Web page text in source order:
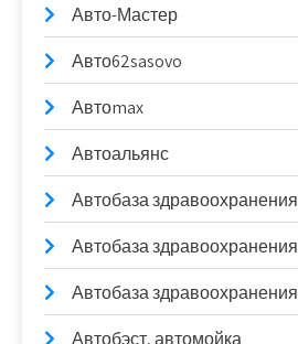
Авто-Мастер
Авто62sasovo
Автоmax
Автоальянс
Автобаза здравоохранения
Автобаза здравоохранения
Автобаза здравоохранения
Автобэст, автомойка